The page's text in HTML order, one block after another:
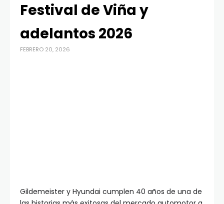
Festival de Viña y
adelantos 2026
FEBRERO 20, 2026
Gildemeister y Hyundai cumplen 40 años de una de